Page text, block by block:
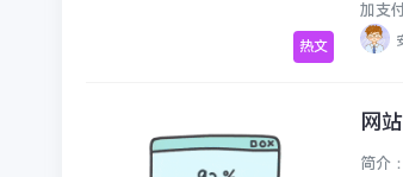
热文
加支
网
简介